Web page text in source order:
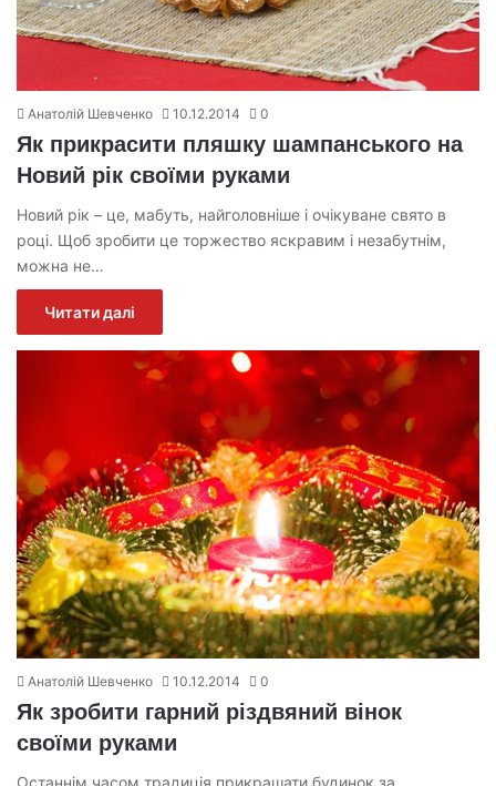
Анатолій Шевченко 10.12.2014 0
Як прикрасити пляшку шампанського на
Новий рік своїми руками
Новий рік – це, мабуть, найголовніше і очікуване свято в
році. Щоб зробити це торжество яскравим і незабутнім,
можна не…
Читати далі
Анатолій Шевченко 10.12.2014 0
Як зробити гарний різдвяний вінок
своїми руками